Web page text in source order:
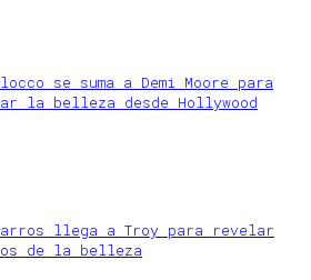
se suma a Demi Moore para
la belleza desde Hollywood
llega a Troy para revelar
de la belleza